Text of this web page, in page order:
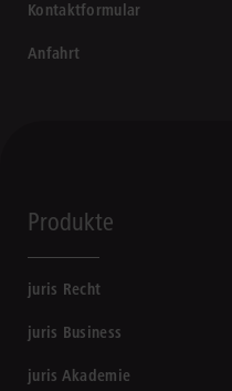
Kontaktformular
Anfahrt
Produkte
juris Recht
juris Business
juris Akademie